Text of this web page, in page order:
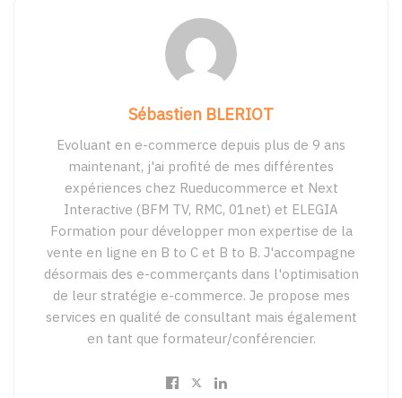
Sébastien BLERIOT
Evoluant en e-commerce depuis plus de 9 ans
maintenant, j'ai profité de mes différentes
expériences chez Rueducommerce et Next
Interactive (BFM TV, RMC, 01net) et ELEGIA
Formation pour développer mon expertise de la
vente en ligne en B to C et B to B. J'accompagne
désormais des e-commerçants dans l'optimisation
de leur stratégie e-commerce. Je propose mes
services en qualité de consultant mais également
en tant que formateur/conférencier.